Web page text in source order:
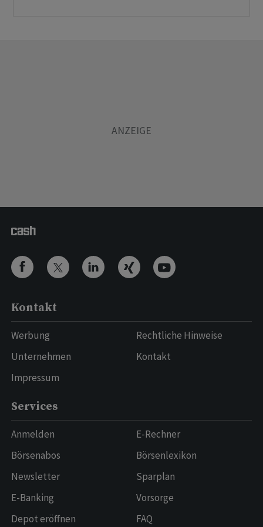
Kontakt
Werbung
Unternehmen
Impressum
Rechtliche Hinweise
Kontakt
Services
Anmelden
Börsenabos
Newsletter
E-Banking
Depot eröffnen
E-Rechner
Börsenlexikon
Sparplan
Vorsorge
FAQ